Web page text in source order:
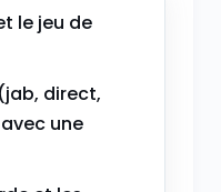
le jeu de
direct,
une